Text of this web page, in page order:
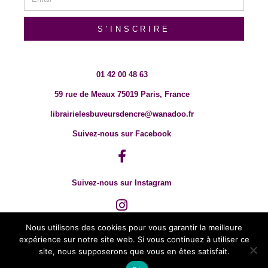
S'INSCRIRE
01 42 00 48 63
59 rue de Meaux 75019 Paris, France
librairielesbuveursdencre@wanadoo.fr
Suivez-nous sur Facebook
Suivez-nous sur Instagram
Nous utilisons des cookies pour vous garantir la meilleure
expérience sur notre site web. Si vous continuez à utiliser ce
site, nous supposerons que vous en êtes satisfait.